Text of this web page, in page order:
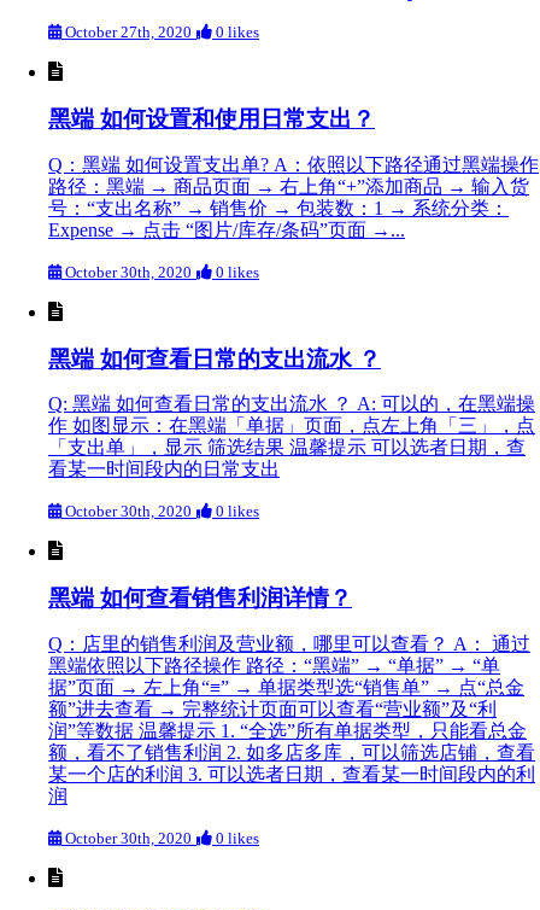
October 27th, 2020 0 likes
黑端 如何设置和使用日常支出？
Q：黑端 如何设置支出单? A：依照以下路径通过黑端操作
路径：黑端 → 商品页面 → 右上角“+”添加商品 → 输入货
号：“支出名称” → 销售价 → 包装数：1 → 系统分类：
Expense → 点击 “图片/库存/条码”页面 →...
October 30th, 2020 0 likes
黑端 如何查看日常的支出流水 ？
Q: 黑端 如何查看日常的支出流水 ？ A: 可以的，在黑端操
作 如图显示：在黑端「单据」页面，点左上角「三」，点
「支出单」，显示 筛选结果 温馨提示 可以选者日期，查
看某一时间段内的日常支出
October 30th, 2020 0 likes
黑端 如何查看销售利润详情？
Q：店里的销售利润及营业额，哪里可以查看？ A： 通过
黑端依照以下路径操作 路径：“黑端” → “单据” → “单
据”页面 → 左上角“≡” → 单据类型选“销售单” → 点“总金
额”进去查看 → 完整统计页面可以查看“营业额”及“利
润”等数据 温馨提示 1. “全选”所有单据类型，只能看总金
额，看不了销售利润 2. 如多店多库，可以筛选店铺，查看
某一个店的利润 3. 可以选者日期，查看某一时间段内的利
润
October 30th, 2020 0 likes